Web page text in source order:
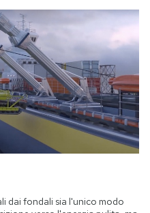
dai fondali sia l'unico modo